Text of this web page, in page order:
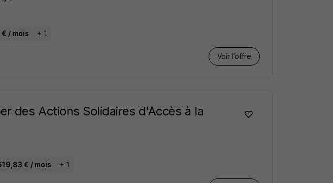
/ mois + 1
Voir l’offre
des Actions Solidaires d'Accès à la
€ / mois + 1